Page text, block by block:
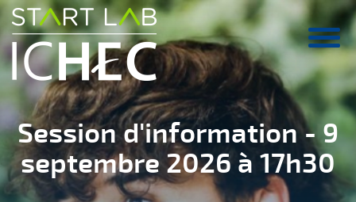
Aller au contenu principal
Session d'information - 9
septembre 2026 à 17h30